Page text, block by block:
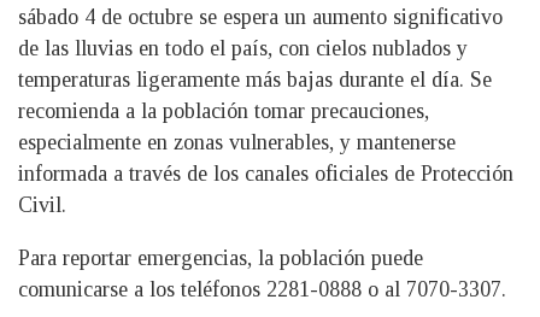
sábado 4 de octubre se espera un aumento significativo
de las lluvias en todo el país, con cielos nublados y
temperaturas ligeramente más bajas durante el día. Se
recomienda a la población tomar precauciones,
especialmente en zonas vulnerables, y mantenerse
informada a través de los canales oficiales de Protección
Civil.
Para reportar emergencias, la población puede
comunicarse a los teléfonos 2281-0888 o al 7070-3307.